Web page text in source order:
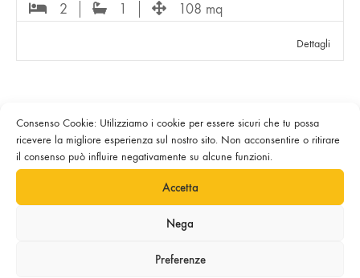
Consenso Cookie: Utilizziamo i cookie per essere sicuri che tu possa
ricevere la migliore esperienza sul nostro sito. Non acconsentire o ritirare
il consenso può influire negativamente su alcune funzioni.
Accetta
Nega
Preferenze
2 1 108 mq
Dettagli
Made Web Solutions
Privacy Policy|Cookie Policy|